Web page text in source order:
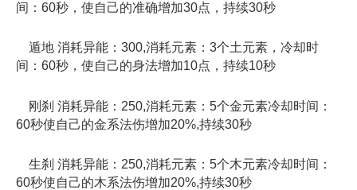
间：60秒，使自己的准确增加30点，持续30秒
遁地 消耗异能：300,消耗元素：3个土元素，冷却时
间：60秒，使自己的身法增加10点，持续10秒
刚刹 消耗异能：250,消耗元素：5个金元素冷却时间：
60秒使自己的金系法伤增加20%,持续30秒
生刹 消耗异能：250,消耗元素：5个木元素冷却时间：
60秒使自己的木系法伤增加20%,持续30秒